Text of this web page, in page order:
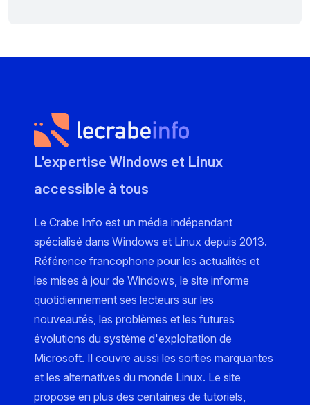
L'expertise Windows et Linux
accessible à tous
Le Crabe Info est un média indépendant
spécialisé dans Windows et Linux depuis 2013.
Référence francophone pour les actualités et
les mises à jour de Windows, le site informe
quotidiennement ses lecteurs sur les
nouveautés, les problèmes et les futures
évolutions du système d'exploitation de
Microsoft. Il couvre aussi les sorties marquantes
et les alternatives du monde Linux. Le site
propose en plus des centaines de tutoriels,